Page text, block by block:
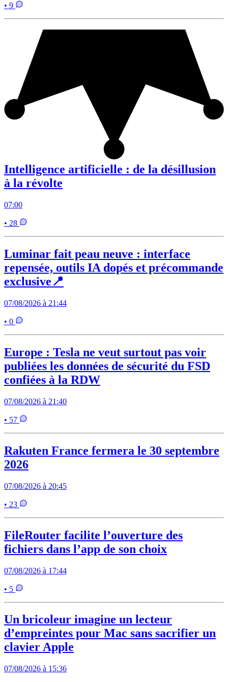
• 9
Intelligence artificielle : de la désillusion
à la révolte
07:00
• 28
Luminar fait peau neuve : interface
repensée, outils IA dopés et précommande
exclusive📍
07/08/2026 à 21:44
• 0
Europe : Tesla ne veut surtout pas voir
publiées les données de sécurité du FSD
confiées à la RDW
07/08/2026 à 21:40
• 57
Rakuten France fermera le 30 septembre
2026
07/08/2026 à 20:45
• 23
FileRouter facilite l’ouverture des
fichiers dans l’app de son choix
07/08/2026 à 17:44
• 5
Un bricoleur imagine un lecteur
d’empreintes pour Mac sans sacrifier un
clavier Apple
07/08/2026 à 15:36